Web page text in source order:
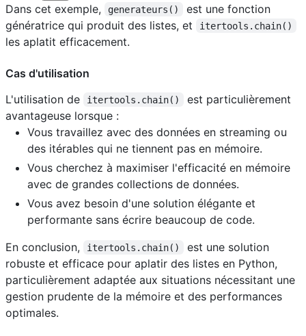
Dans cet exemple,
generateurs()
est une fonction
génératrice qui produit des listes, et
itertools.chain()
les aplatit efficacement.
Cas d'utilisation
L'utilisation de
itertools.chain()
est particulièrement
avantageuse lorsque :
Vous travaillez avec des données en streaming ou
des itérables qui ne tiennent pas en mémoire.
Vous cherchez à maximiser l'efficacité en mémoire
avec de grandes collections de données.
Vous avez besoin d'une solution élégante et
performante sans écrire beaucoup de code.
En conclusion,
itertools.chain()
est une solution
robuste et efficace pour aplatir des listes en Python,
particulièrement adaptée aux situations nécessitant une
gestion prudente de la mémoire et des performances
optimales.